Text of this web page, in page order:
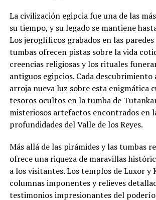
La civilización egipcia fue una de las
su tiempo, y su legado se mantiene
Los jeroglíficos grabados en las
tumbas ofrecen pistas sobre la vida
creencias religiosas y los rituales
antiguos egipcios. Cada descubrimiento
arroja nueva luz sobre esta enigmática
tesoros ocultos en la tumba de
misteriosos artefactos encontrados en
profundidades del Valle de los Reyes.
Más allá de las pirámides y las tumbas
ofrece una riqueza de maravillas
a los visitantes. Los templos de Luxor y
columnas imponentes y relieves
testimonios impresionantes del